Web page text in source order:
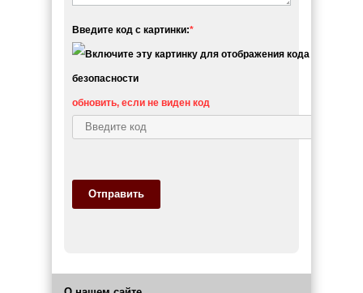
Введите код с картинки:*
обновить, если не виден код
Отправить